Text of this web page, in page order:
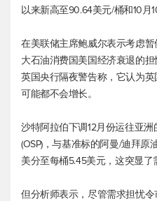
以来新高至90.64美元/桶和10月
在美联储主席鲍威尔表示考虑
大石油消费国美国经济衰退的
英国央行隔夜警告称，它认为
可能都不会增长。
沙特阿拉伯下调12月份运往亚
(OSP)，与基准标的阿曼/迪拜
美分至每桶5.45美元，这突显了
但分析师表示，尽管需求担忧